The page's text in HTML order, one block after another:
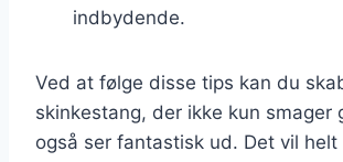
indbydende.
Ved at følge disse tips kan du
skinkestang, der ikke kun smager
også ser fantastisk ud. Det vil